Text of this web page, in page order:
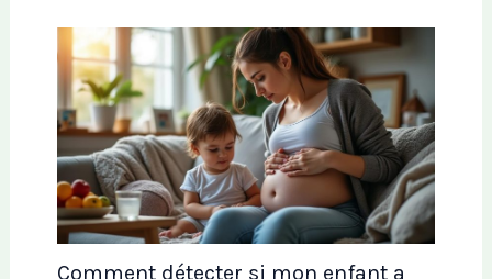
Comment détecter si mon enfant a